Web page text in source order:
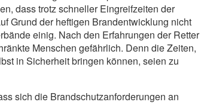
dass trotz schneller Eingreifzeiten der
Grund der heftigen Brandentwicklung nicht
einig. Nach den Erfahrungen der Retter
Menschen gefährlich. Denn die Zeiten,
in Sicherheit bringen können, seien zu
sich die Brandschutzanforderungen an